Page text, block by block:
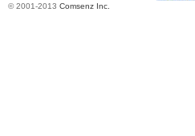
© 2001-2013 Comsenz Inc.